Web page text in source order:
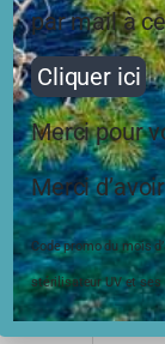
Le
et
par mail à
Cliquer ici
Merci pour
Merci
Code promo du mois
stérilisateur UV et